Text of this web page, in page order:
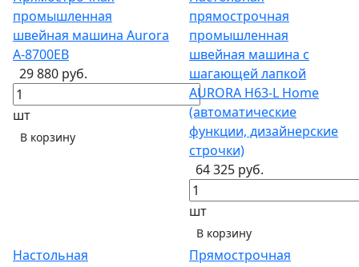
промышленная
швейная машина Aurora
A-8700EB
29 880 руб.
шт
В корзину
прямострочная
промышленная
швейная машина с
шагающей лапкой
AURORA H63-L Home
(автоматические
функции, дизайнерские
строчки)
64 325 руб.
шт
В корзину
Настольная
Прямострочная